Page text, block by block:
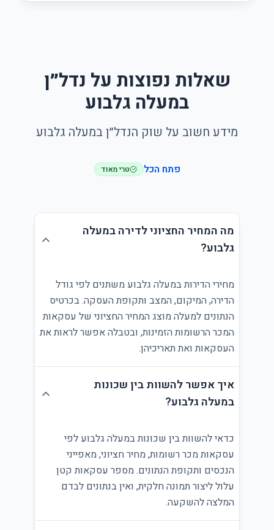
שאלות נפוצות על נדל״ן
במעלה גלבוע
מידע חשוב על שוק הנדל״ן במעלה גלבוע
פתח הכל טרי מאוד
מה המחיר החציוני לדירה במעלה
גלבוע?
מחירי הדירות במעלה גלבוע משתנים לפי גודל
הדירה, המיקום, המצב ותקופת העסקה. בכרטיס
הנתונים למעלה מוצג המחיר החציוני של עסקאות
המכר הרשומות הזמינות, ובטבלה אפשר לראות את
העסקאות ואת תאריכיהן.
איך אפשר להשוות בין שכונות
במעלה גלבוע?
כדאי להשוות בין שכונות במעלה גלבוע לפי
עסקאות מכר רשומות, מחיר חציוני, מאפייני
הנכסים ותקופת הנתונים. מספר עסקאות קטן
עלול ליצור תמונה חלקית, ואין בנתונים לבדם
המלצה להשקעה.